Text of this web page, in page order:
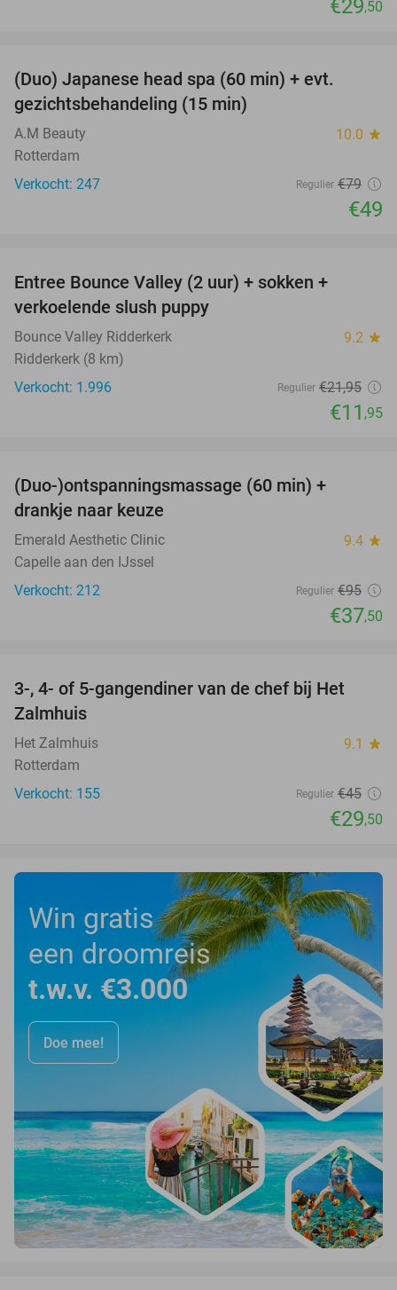
€29,50
(Duo) Japanese head spa (60 min) + evt.
gezichtsbehandeling (15 min)
A.M Beauty 10.0 star
Rotterdam
Verkocht: 247
Regulier €79
€49
Entree Bounce Valley (2 uur) + sokken +
verkoelende slush puppy
Bounce Valley Ridderkerk 9.2 star
Ridderkerk (8 km)
Verkocht: 1.996
Regulier €21,95
€11 ,95
(Duo-)ontspanningsmassage (60 min) +
drankje naar keuze
Emerald Aesthetic Clinic 9.4 star
Capelle aan den IJssel
Verkocht: 212
Regulier €95
€37,50
34%
3-, 4- of 5-gangendiner van de chef bij Het
Zalmhuis
Het Zalmhuis 9.1 star
Rotterdam
Verkocht: 155
Regulier €45
€29,50
Win gratis
een droomreis
t.w.v. €3.000
Doe mee!